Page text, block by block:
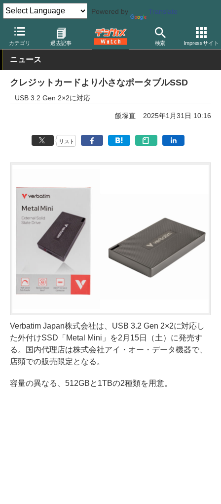
Powered by Translate
カテゴリ 過去記事 検索 Impressサイト
デジカメ Watch PC/モバイル関連 HDD/NAS
ニュース
クレジットカードより小さなポータブルSSD
USB 3.2 Gen 2×2に対応
飯塚直 2025年1月31日 10:16
リスト
Verbatim Japan株式会社は、USB 3.2 Gen 2×2に対応し
た外付けSSD「Metal Mini」を2月15日（土）に発売す
る。国内代理店は株式会社アイ・オー・データ機器で、
店頭での販売限定となる。
容量の異なる、512GBと1TBの2種類を用意。